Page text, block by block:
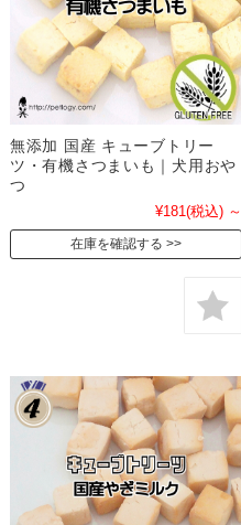
無添加 国産 キューブトリー
ツ・有機さつまいも｜犬用おや
つ
¥181(税込) ～
在庫を確認する